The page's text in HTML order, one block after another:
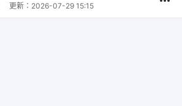
更新： 2026-07-29 15:15